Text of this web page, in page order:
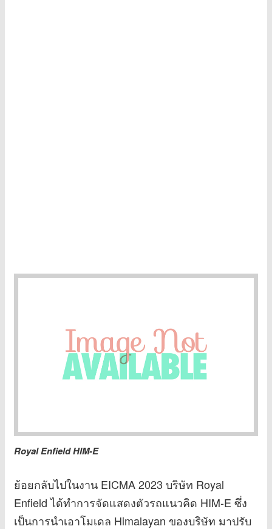
Royal Enfield HIM-E
ย้อยกลับไปในงาน EICMA 2023 บริษัท Royal
Enfield ได้ทำการจัดแสดงตัวรถแนวคิด HIM-E ซึ่ง
เป็นการนำเอาโมเดล Himalayan ของบริษัท มาปรับ